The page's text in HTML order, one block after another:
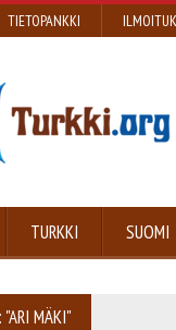
TIETOPANKKI
TURKKI SUOMI
MÄKI"